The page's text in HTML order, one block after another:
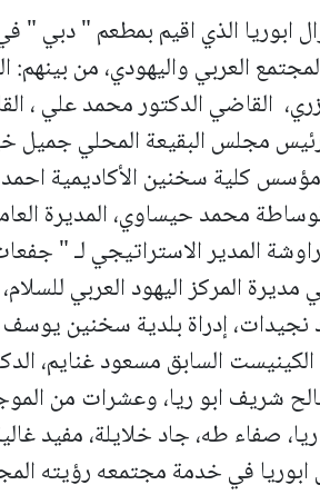
الذي اقيم بمطعم " دبي "
العربي واليهودي، من
القاضي الدكتور محمد علي ،
مجلس البقيعة المحلي جميل
كلية سخنين الأكاديمية احمد
محمد حيساوي، المديرة
المدير الاستراتيجي لـ "
المركز اليهود العربي
نجيدات، إدراة بلدية سخنين
السابق مسعود غنايم،
شريف ابو ريا، وعشرات من
صفاء طه، جاد خلايلة، مفيد
في خدمة مجتمعه رؤيته